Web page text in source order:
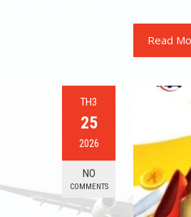
Read
TH3
25
2026
NO
COMMENTS